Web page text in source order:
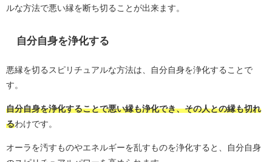
ルな方法で悪い縁を断ち切ることが出来ます。
自分自身を浄化する
悪縁を切るスピリチュアルな方法は、自分自身を浄化することで
す。
自分自身を浄化することで悪い縁も浄化でき、その人との縁も切れ
るわけです。
オーラを汚すものやエネルギーを乱すものを浄化すると、自分自身